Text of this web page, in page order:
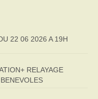
22 06 2026 A 19H
RELAYAGE